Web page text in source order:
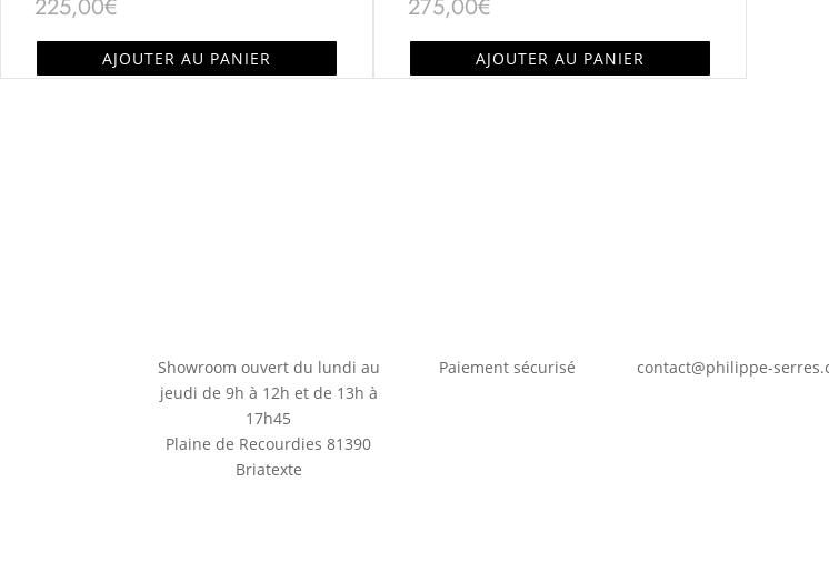
225,00€
AJOUTER AU PANIER
275,00€
AJOUTER AU PANIER
Showroom ouvert du lundi au
jeudi de 9h à 12h et de 13h à
17h45
Plaine de Recourdies81390
Briatexte
Paiement sécurisé contact@philippe-